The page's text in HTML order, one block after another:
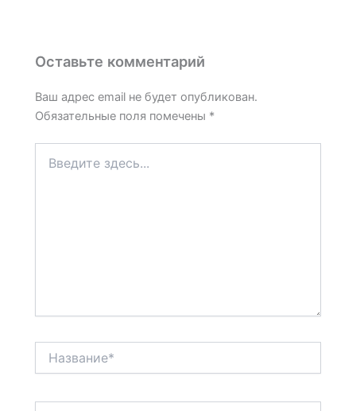
Оставьте комментарий
Ваш адрес email не будет опубликован.
Обязательные поля помечены *
здесь...